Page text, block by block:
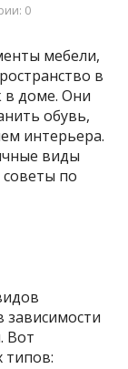
0
мебели,
в
в доме. Они
обувь,
интерьера.
виды
по
Вот
типов: